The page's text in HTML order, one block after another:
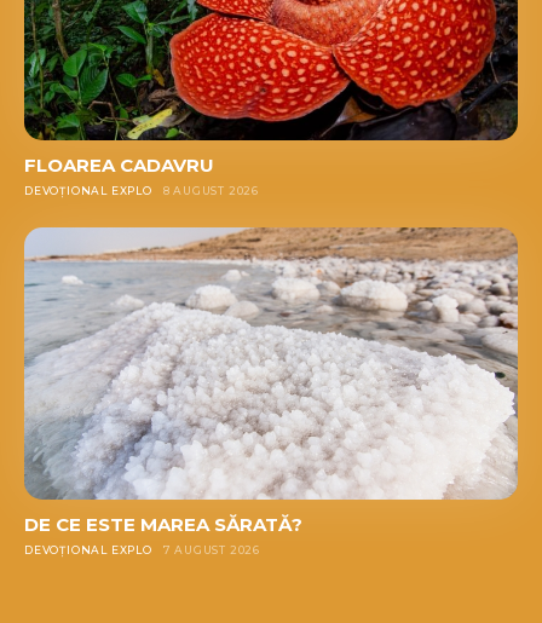
FLOAREA CADAVRU
DEVOȚIONAL EXPLO 8 AUGUST 2026
DE CE ESTE MAREA SĂRATĂ?
DEVOȚIONAL EXPLO 7 AUGUST 2026